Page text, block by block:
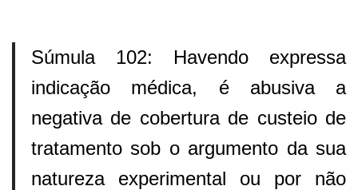
Súmula 102: Havendo expressa
indicação médica, é abusiva a
negativa de cobertura de custeio de
tratamento sob o argumento da sua
natureza experimental ou por não